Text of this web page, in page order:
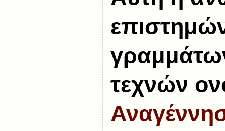
τεχνών